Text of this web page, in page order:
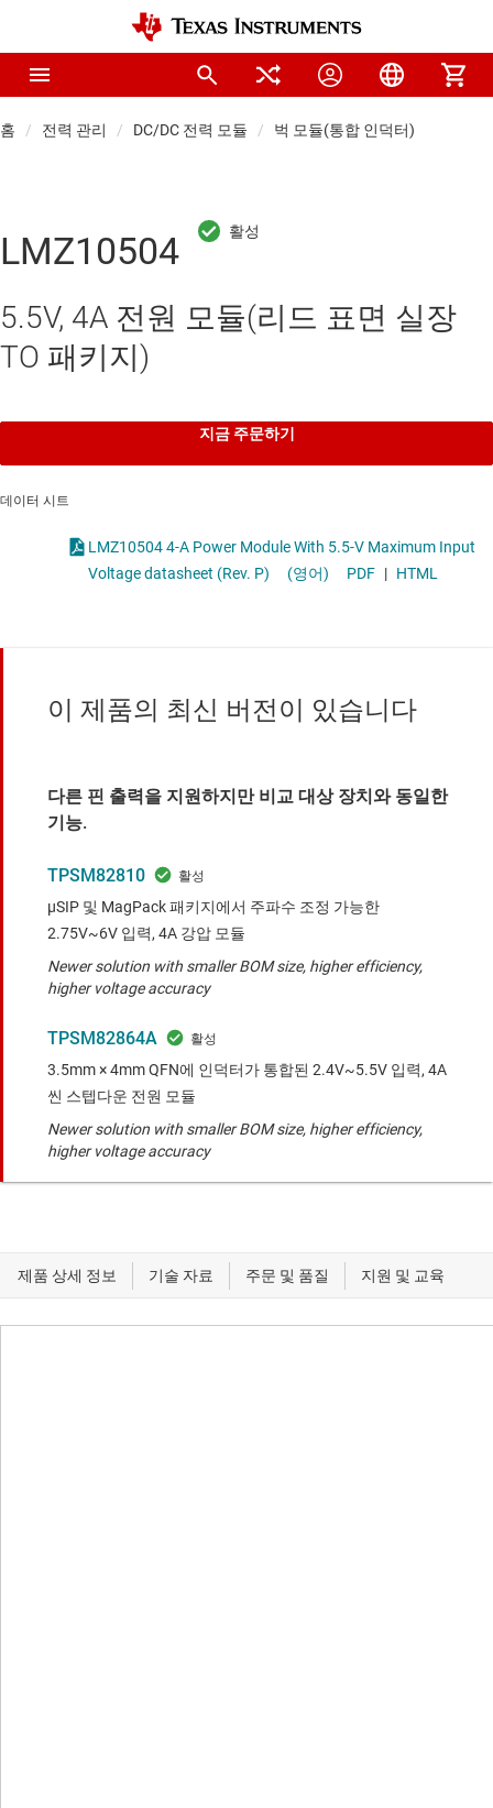
홈 전력 관리 DC/DC 전력 모듈 벅 모듈(통합 인덕터)
LMZ10504
5.5V, 4A 전원 모듈(리드 표면 실장
TO 패키지)
지금 주문하기
데이터 시트
LMZ10504 4-A Power Module With 5.5-V Maximum Input
Voltage datasheet (Rev. P)
(영어) PDF | HTML
이 제품의 최신 버전이 있습니다
다른 핀 출력을 지원하지만 비교 대상 장치와 동일한
기능.
TPSM82810
μSIP 및 MagPack 패키지에서 주파수 조정 가능한
2.75V~6V 입력, 4A 강압 모듈
Newer solution with smaller BOM size, higher efficiency,
higher voltage accuracy
TPSM82864A
3.5mm × 4mm QFN에 인덕터가 통합된 2.4V~5.5V 입력, 4A
씬 스텝다운 전원 모듈
Newer solution with smaller BOM size, higher efficiency,
higher voltage accuracy